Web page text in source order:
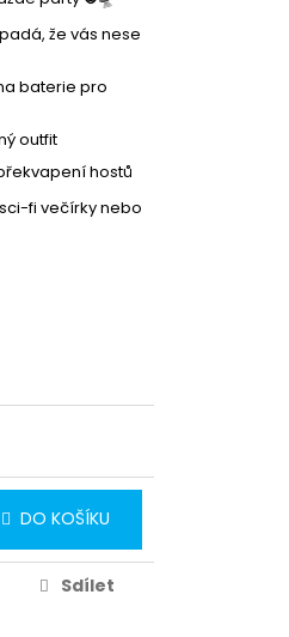
že vás nese
baterie pro
outfit
hostů
fi večírky nebo
DO KOŠÍKU
Sdílet